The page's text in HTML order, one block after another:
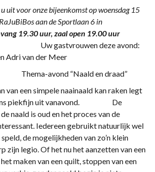
uit voor onze bijeenkomst op woensdag 15
aan de Sportlaan 6 in
19.30 uur, zaal open 19.00 uur
deze avond:
en Adri van der Meer
“Naald en draad”
van een simpele naainaald kan raken legt
ons piekfijn uit vanavond. De
naald is oud en het proces van de
Iedereen gebruikt natuurlijk wel
de mogelijkheden van zo’n klein
zijn legio. Of het nu het aanzetten van een
maken van een quilt, stoppen van een